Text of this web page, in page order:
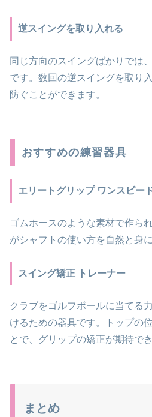
逆スイングを取り入れる
同じ方向のスイングばかりでは
です。数回の逆スイングを取り
防ぐことができます。
おすすめの練習器具
エリートグリップ ワンスピー
ゴムホースのような素材で作ら
がシャフトの使い方を自然と身
スイング矯正 トレーナー
クラブをゴルフボールに当てる
けるための器具です。トップの
とで、グリップの矯正が期待でき
まとめ